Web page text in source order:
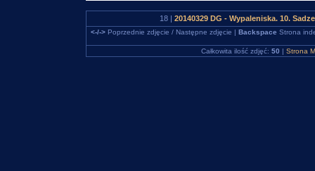
18 | 20140329 DG - Wypaleniska. 10.
<-/->Poprzednie zdjęcie / Następne zdjęcie | Backspace Strona
Całkowita ilość zdjęć: 50 | Strona